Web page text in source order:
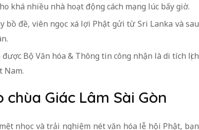
khá nhiều nhà hoạt động cách mạng lúc bấy giờ.
bồ đề, viên ngọc xá lợi Phật gửi từ Sri Lanka và sau
Bộ Văn hóa & Thông tin công nhận là di tích lịch
Nam.
Giác Lâm Sài Gòn
nhọc và trải nghiệm nét văn hóa lễ hội Phật, bạn